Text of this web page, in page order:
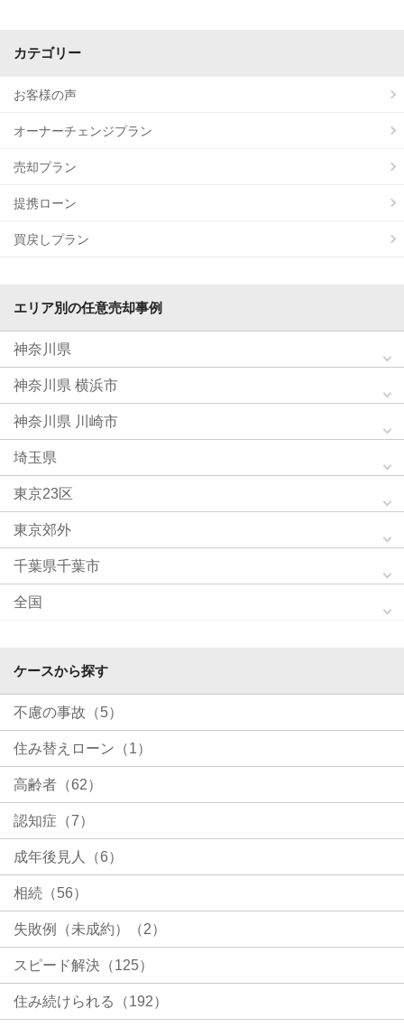
カテゴリー
お客様の声
オーナーチェンジプラン
売却プラン
提携ローン
買戻しプラン
エリア別の任意売却事例
神奈川県
神奈川県 横浜市
神奈川県 川崎市
埼玉県
東京23区
東京郊外
千葉県千葉市
全国
ケースから探す
不慮の事故（5）
住み替えローン（1）
高齢者（62）
認知症（7）
成年後見人（6）
相続（56）
失敗例（未成約）（2）
スピード解決（125）
住み続けられる（192）